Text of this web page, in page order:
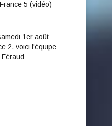
5 (vidéo)
1er août
2, voici l'équipe